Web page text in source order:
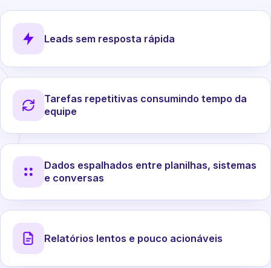
Leads sem resposta rápida
Tarefas repetitivas consumindo tempo da
equipe
Dados espalhados entre planilhas, sistemas
e conversas
Relatórios lentos e pouco acionáveis